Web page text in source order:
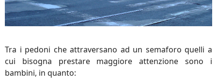
Tra i pedoni che attraversano ad un semaforo quelli a
cui bisogna prestare maggiore attenzione sono i
bambini, in quanto: